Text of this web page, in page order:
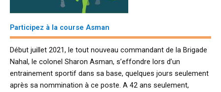
Participez à la course Asman
Début juillet 2021, le tout nouveau commandant de la Brigade
Nahal, le colonel Sharon Asman, s’effondre lors d’un
entrainement sportif dans sa base, quelques jours seulement
après sa nommination à ce poste. A 42 ans seulement,